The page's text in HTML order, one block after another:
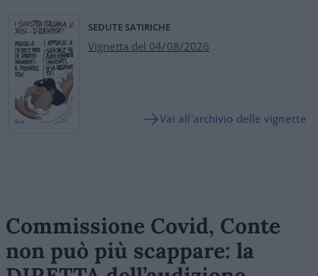
SEDUTE SATIRICHE
Vignetta del 04/08/2026
Vai all'archivio delle vignette
Commissione Covid, Conte
non può più scappare: la